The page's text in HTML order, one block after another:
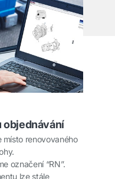
objednávání
renovovaného
označení “RN”.
lze stále